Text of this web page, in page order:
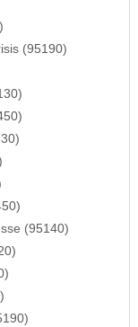
(95190)
(95140)